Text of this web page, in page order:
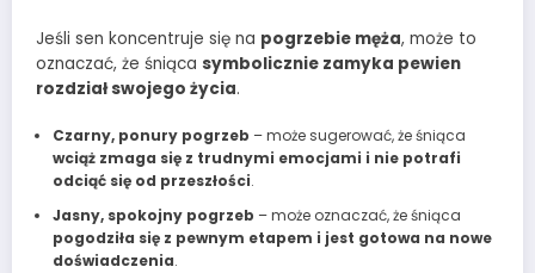
Jeśli sen koncentruje się na pogrzebie męża, może to
oznaczać, że śniąca symbolicznie zamyka pewien
rozdział swojego życia.
Czarny, ponury pogrzeb – może sugerować, że śniąca
wciąż zmaga się z trudnymi emocjami i nie potrafi
odciąć się od przeszłości.
Jasny, spokojny pogrzeb – może oznaczać, że śniąca
pogodziła się z pewnym etapem i jest gotowa na nowe
doświadczenia.